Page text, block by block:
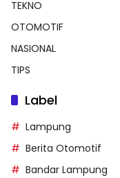
TEKNO
OTOMOTIF
NASIONAL
TIPS
Label
Lampung
Berita Otomotif
Bandar Lampung